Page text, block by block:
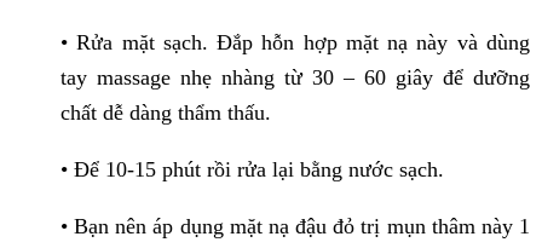
• Rửa mặt sạch. Đắp hỗn hợp mặt nạ này và dùng
tay massage nhẹ nhàng từ 30 – 60 giây để dưỡng
chất dễ dàng thẩm thấu.
• Để 10-15 phút rồi rửa lại bằng nước sạch.
• Bạn nên áp dụng mặt nạ đậu đỏ trị mụn thâm này 1